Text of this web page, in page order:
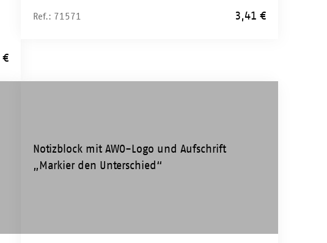
€
Ref.: 71571 3,41€